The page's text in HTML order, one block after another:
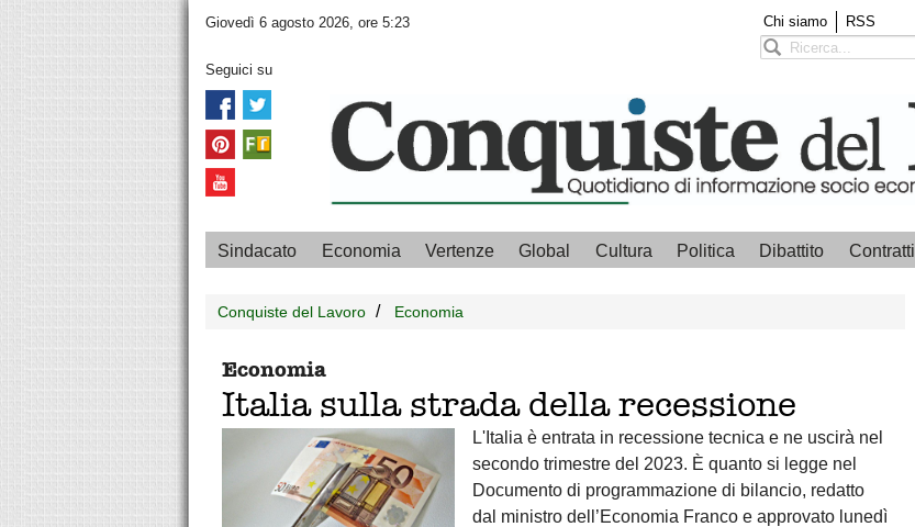
Giovedì 6 agosto 2026, ore 5:23 Chi siamo RSS
Seguici su
Sindacato Economia Vertenze Global Cultura Politica Dibattito Contratti
Conquiste del Lavoro Economia
Economia
Italia sulla strada della recessione
L'Italia è entrata in recessione tecnica e ne uscirà nel
secondo trimestre del 2023. È quanto si legge nel
Documento di programmazione di bilancio, redatto
dal ministro dell’Economia Franco e approvato lunedì